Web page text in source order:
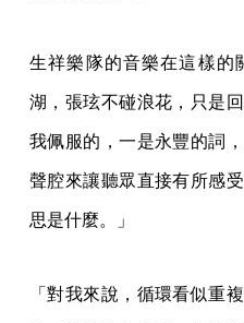
生祥樂隊的音樂在這樣的
湖，張玹不碰浪花，只是
我佩服的，一是永豐的詞
聲腔來讓聽眾直接有所感
思是什麼。」
「對我來說，循環看似重